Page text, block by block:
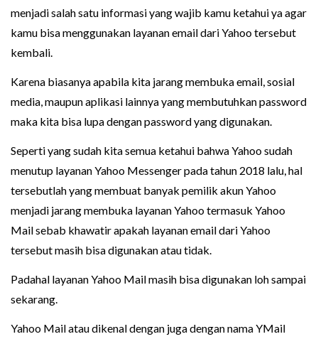
menjadi salah satu informasi yang wajib kamu ketahui ya agar
kamu bisa menggunakan layanan email dari Yahoo tersebut
kembali.
Karena biasanya apabila kita jarang membuka email, sosial
media, maupun aplikasi lainnya yang membutuhkan password
maka kita bisa lupa dengan password yang digunakan.
Seperti yang sudah kita semua ketahui bahwa Yahoo sudah
menutup layanan Yahoo Messenger pada tahun 2018 lalu, hal
tersebutlah yang membuat banyak pemilik akun Yahoo
menjadi jarang membuka layanan Yahoo termasuk Yahoo
Mail sebab khawatir apakah layanan email dari Yahoo
tersebut masih bisa digunakan atau tidak.
Padahal layanan Yahoo Mail masih bisa digunakan loh sampai
sekarang.
Yahoo Mail atau dikenal dengan juga dengan nama YMail